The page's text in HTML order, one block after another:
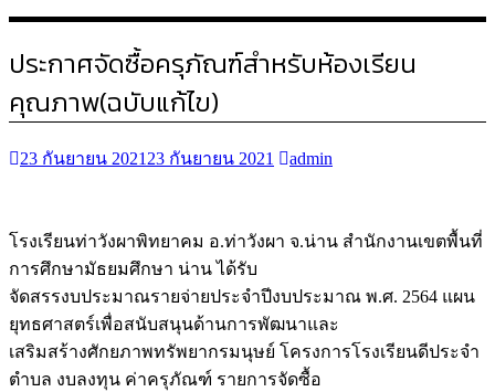
ประกาศจัดซื้อครุภัณฑ์สำหรับห้องเรียน
คุณภาพ(ฉบับแก้ไข)
23 กันยายน 2021 23 กันยายน 2021 admin
โรงเรียนท่าวังผาพิทยาคม อ.ท่าวังผา จ.น่าน สำนักงานเขตพื้นที่
การศึกษามัธยมศึกษา น่าน ได้รับ
จัดสรรงบประมาณรายจ่ายประจำปีงบประมาณ พ.ศ. 2564 แผน
ยุทธศาสตร์เพื่อสนับสนุนด้านการพัฒนาและ
เสริมสร้างศักยภาพทรัพยากรมนุษย์ โครงการโรงเรียนดีประจำ
ตำบล งบลงทุน ค่าครุภัณฑ์ รายการจัดซื้อ